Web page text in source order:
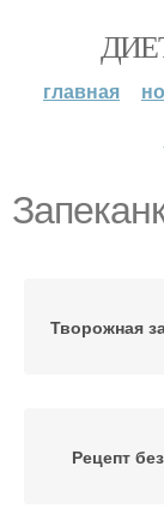
главная
Творожная
Рецепт